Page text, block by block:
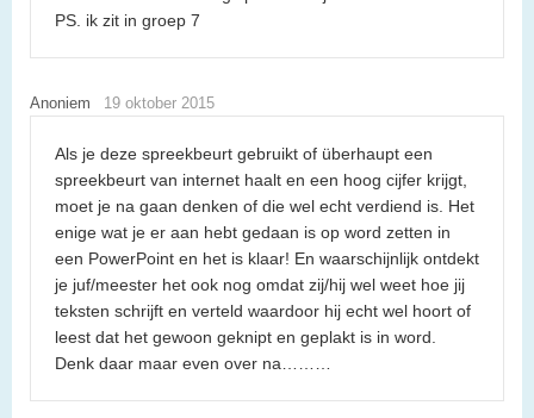
PS. ik zit in groep 7
Anoniem 19 oktober 2015
Als je deze spreekbeurt gebruikt of überhaupt een
spreekbeurt van internet haalt en een hoog cijfer krijgt,
moet je na gaan denken of die wel echt verdiend is. Het
enige wat je er aan hebt gedaan is op word zetten in
een PowerPoint en het is klaar! En waarschijnlijk ontdekt
je juf/meester het ook nog omdat zij/hij wel weet hoe jij
teksten schrijft en verteld waardoor hij echt wel hoort of
leest dat het gewoon geknipt en geplakt is in word.
Denk daar maar even over na………